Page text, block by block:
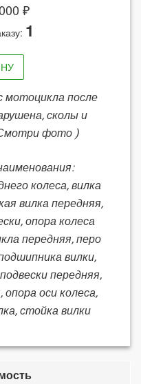
₽
1
мотоцикла после
сколы и
фото )
колеса, вилка
вилка передняя,
опора колеса
передняя, перо
вилки,
передняя,
опора оси колеса,
стойка вилки